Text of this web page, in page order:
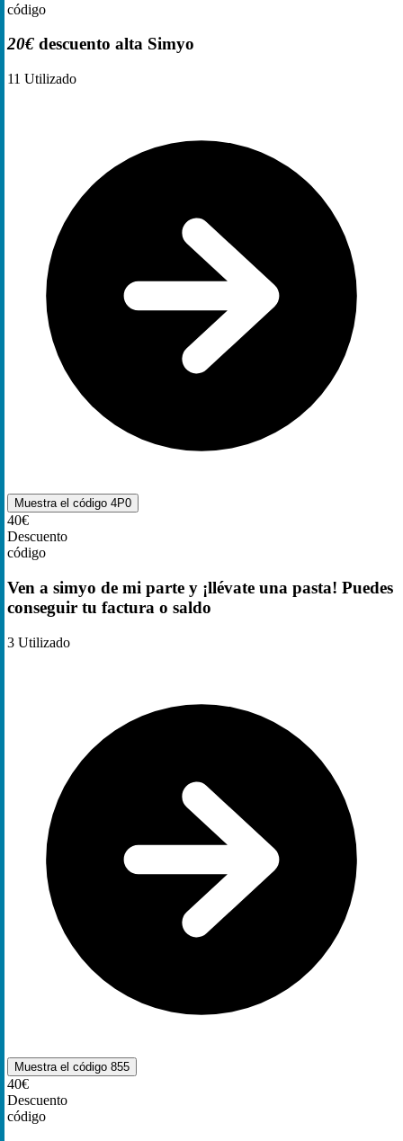
código
20€ descuento alta Simyo
11 Utilizado
Muestra el código 4P0
40€
Descuento
código
Ven a simyo de mi parte y ¡llévate una pasta! Puedes
conseguir tu factura o saldo
3 Utilizado
Muestra el código 855
40€
Descuento
código